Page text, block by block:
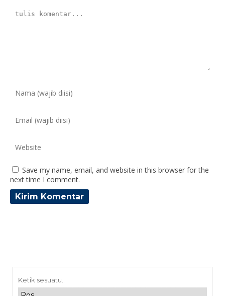
Save my name, email, and website in this browser for the
next time I comment.